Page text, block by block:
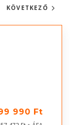
KÖVETKEZŐ
990 Ft